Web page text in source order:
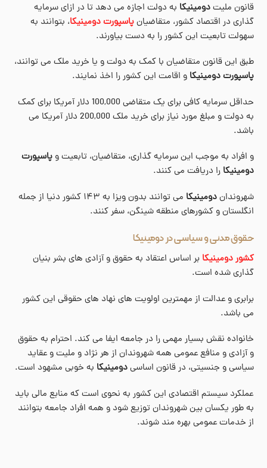
قانون ملیتدومینیکا به دولت اجازه می دهد تا در ازای سرمایه
گذاری در اقتصاد کشور، متقاضیانپاسپورت دومینیکا، بتوانند به
سهولت تابعیت این کشور را به دست بیاورند.
طبق این قانون متقاضیان با کمک به دولت و یا خرید ملک می توانند،
پاسپورت دومینیکا و اقامت این کشور را اخذ نمایند.
حداقل سرمایه کافی برای یک متقاضی 100,000 دلار آمریکا برای کمک
به دولت و مبلغ مورد نیاز برای خرید ملک 200,000 دلار آمریکا می
باشد.
و افراد به موجب این سرمایه گذاری، متقاضیان، تابعیت وپاسپورت
دومینیکا را دریافت می کنند.
شهرونداندومینیکا
می توانند بدون ویزا به ۱۴۳ کشور دنیا از جمله
انگلستان و کشورهای منطقه شینگن، سفر کنند.
حقوق مدنی و سیاسی در دومینیکا
کشور دومینیکا بر اساس اعتقاد به حقوق و آزادی های بشر بنیان
گذاری شده است.
برابری و عدالت از مهمترین اولویت های نهاد های حقوقی این کشور
می باشد.
خانواده نقش بسیار مهمی را در جامعه ایفا می کند. احترام به حقوق
و آزادی و منافع عمومی همه شهروندان از هر نژاد و ملیت و عقاید
سیاسی و جنسیتی، در قانون اساسیدومینیکا به خوبی مشهود است.
عملکرد سیستم اقتصادی این کشور به نحوی است که منابع مالی باید
به طور یکسان بین شهروندان توزیع شود و همه افراد جامعه بتوانند
از خدمات عمومی بهره مند شوند.